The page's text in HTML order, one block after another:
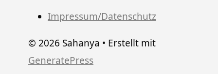
Impressum/Datenschutz
© 2026 Sahanya • Erstellt mit
GeneratePress